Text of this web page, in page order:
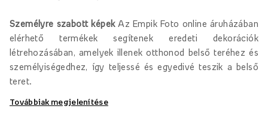
Személyre szabott képekAz Empik Foto online áruházában
elérhető termékek segítenek eredeti dekorációk
létrehozásában, amelyek illenek otthonod belső teréhez és
személyiségedhez, így teljessé és egyedivé teszik a belső
teret.
Továbbiak megjelenítése